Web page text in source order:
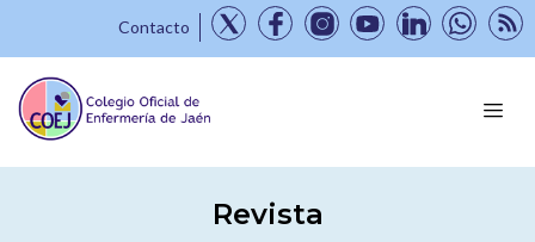
Contacto
Revista